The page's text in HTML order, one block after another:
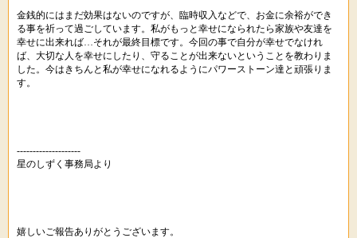
金銭的にはまだ効果はないのですが、臨時収入などで、お金に余裕ができ
る事を祈って過ごしています。私がもっと幸せになられたら家族や友達を
幸せに出来れば…それが最終目標です。今回の事で自分が幸せでなけれ
ば、大切な人を幸せにしたり、守ることが出来ないということを教わりま
した。今はきちんと私が幸せになれるようにパワーストーン達と頑張りま
す。
--------------------
星のしずく事務局より
嬉しいご報告ありがとうございます。